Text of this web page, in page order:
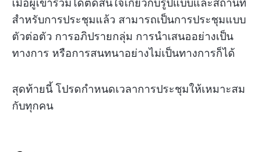
เมื่อผู้เข้าร่วมได้ตัดสินใจเกี่ยวกับรูปแบบและสถานที่
สำหรับการประชุมแล้ว สามารถเป็นการประชุมแบบ
ตัวต่อตัว การอภิปรายกลุ่ม การนำเสนออย่างเป็น
ทางการ หรือการสนทนาอย่างไม่เป็นทางการก็ได้
สุดท้ายนี้ โปรดกำหนดเวลาการประชุมให้เหมาะสม
กับทุกคน